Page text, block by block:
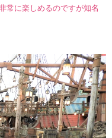
常に楽しめるのですが知名